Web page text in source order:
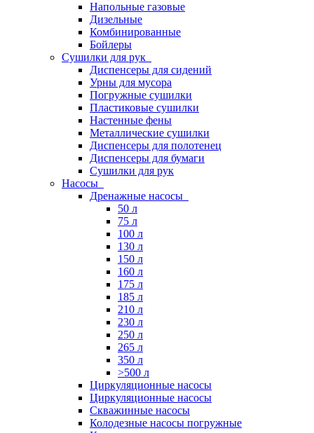
Напольные газовые
Дизельные
Комбинированные
Бойлеры
Сушилки для рук
Диспенсеры для сидений
Урны для мусора
Погружные сушилки
Пластиковые сушилки
Настенные фены
Металлические сушилки
Диспенсеры для полотенец
Диспенсеры для бумаги
Сушилки для рук
Насосы
Дренажные насосы
50 л
75 л
100 л
130 л
150 л
160 л
175 л
185 л
210 л
230 л
250 л
265 л
350 л
>500 л
Циркуляционные насосы
Циркуляционные насосы
Скважинные насосы
Колодезные насосы погружные